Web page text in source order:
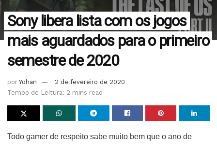
Sony libera lista com os jogos
mais aguardados para o primeiro
semestre de 2020
por Yohan
2 de fevereiro de 2020
Tempo de Leitura: 2 mins read
Todo gamer de respeito sabe muito bem que o ano de